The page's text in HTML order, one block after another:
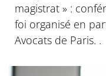
magistrat » :
foi organisé en
Avocats de Paris. .